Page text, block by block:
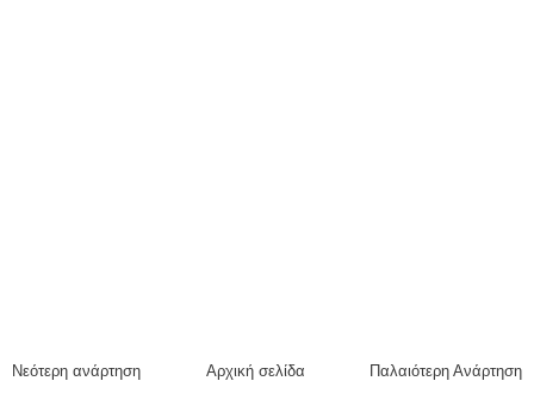
Νεότερη ανάρτηση Παλαιότερη Ανάρτηση
Αρχική σελίδα